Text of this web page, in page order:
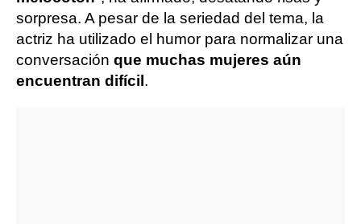
sorpresa. A pesar de la seriedad del tema, la
actriz ha utilizado el humor para normalizar una
conversación que muchas mujeres aún
encuentran difícil.